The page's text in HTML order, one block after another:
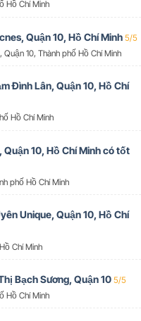
Hồ Chí Minh
Quận 10, Hồ Chí Minh 5/5
10, Thành phố Hồ Chí Minh
Đình Lân, Quận 10, Hồ Chí
Hồ Chí Minh
Quận 10, Hồ Chí Minh có tốt
phố Hồ Chí Minh
Unique, Quận 10, Hồ Chí
Chí Minh
Bạch Sương, Quận 10 5/5
Hồ Chí Minh